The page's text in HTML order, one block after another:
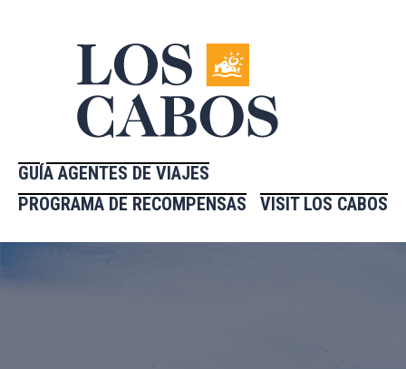
GUÍA AGENTES DE VIAJES
PROGRAMA DE RECOMPENSAS
VISIT LOS CABOS